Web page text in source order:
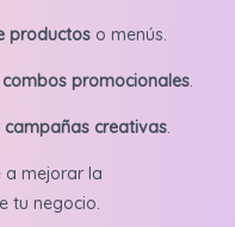
productos o menús.
promocionales.
creativas.
a mejorar la
tu negocio.